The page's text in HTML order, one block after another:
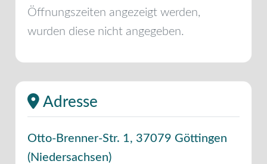
Öffnungszeiten angezeigt werden,
wurden diese nicht angegeben.
Adresse
Otto-Brenner-Str. 1, 37079 Göttingen
(Niedersachsen)